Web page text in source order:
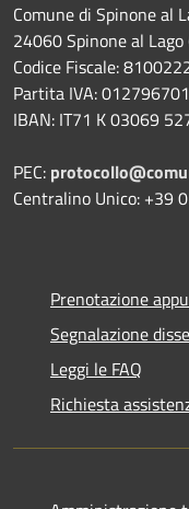
Comune di Spinone al
24060 Spinone al Lago
Codice Fiscale:
Partita IVA:
IBAN: IT71 K 03069
PEC:
Centralino Unico: +39
Prenotazione
Segnalazione
Leggi le FAQ
Richiesta